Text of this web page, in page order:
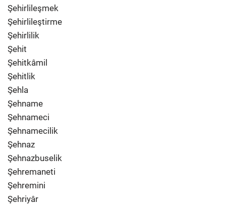
Şehirlileşmek
Şehirlileştirme
Şehirlilik
Şehit
Şehitkâmil
Şehitlik
Şehla
Şehname
Şehnameci
Şehnamecilik
Şehnaz
Şehnazbuselik
Şehremaneti
Şehremini
Şehriyâr